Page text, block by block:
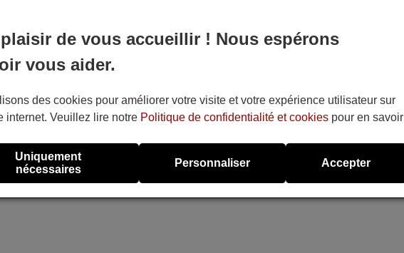
de vous accueillir ! Nous espérons
vous aider.
des cookies pour améliorer votre visite et votre expérience utilisateur sur
internet. Veuillez lire notre Politique de confidentialité et cookies pour en savoir
Uniquement
nécessaires
Personnaliser Accepter